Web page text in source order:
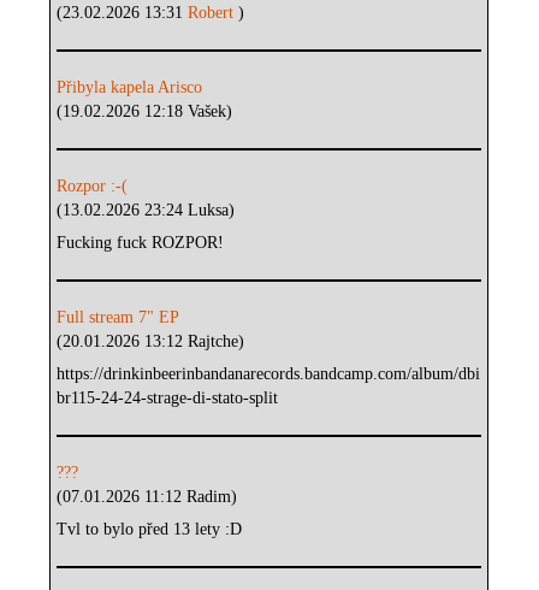
(23.02.2026 13:31Robert)
Přibyla kapela Arisco
(19.02.2026 12:18 Vašek)
Rozpor :-(
(13.02.2026 23:24 Luksa)
Fucking fuck ROZPOR!
Full stream 7" EP
(20.01.2026 13:12 Rajtche)
https://drinkinbeerinbandanarecords.bandcamp.com/album/dbi
br115-24-24-strage-di-stato-split
???
(07.01.2026 11:12 Radim)
Tvl to bylo před 13 lety :D